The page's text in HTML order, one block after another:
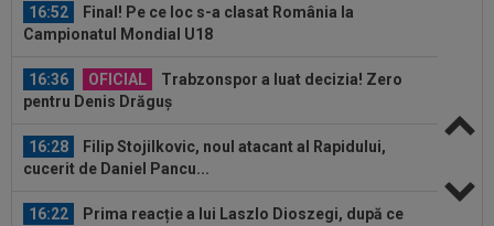
16:52
Final! Pe ce loc s-a clasat România la
Campionatul Mondial U18
16:36 OFICIAL
Trabzonspor a luat decizia! Zero
pentru Denis Drăguș
16:28
Filip Stojilkovic, noul atacant al Rapidului,
cucerit de Daniel Pancu...
16:22
Prima reacție a lui Laszlo Dioszegi, după ce